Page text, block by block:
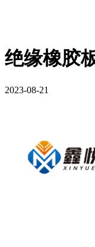
绝缘橡胶
2023-08-21